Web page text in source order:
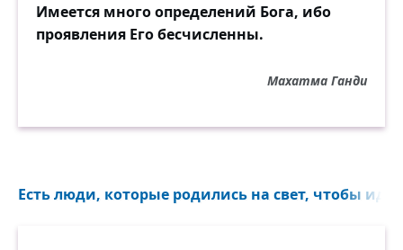
Имеется много определений Бога, ибо
проявления Его бесчисленны.
Махатма Ганди
Есть люди, которые родились на свет, чтобы